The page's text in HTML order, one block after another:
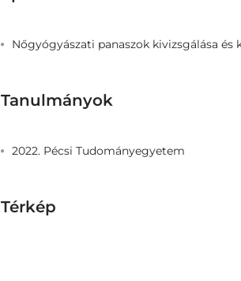
Nőgyógyászati panaszok kivizsgálása és
Tanulmányok
2022. Pécsi Tudományegyetem
Térkép